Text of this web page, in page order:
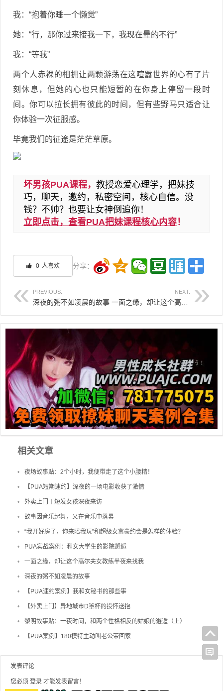
我：“抱着你睡一个懒觉”
她：“行，那你过来接我一下，我现在晕的不行”
我：“等我”
两个人赤裸的相拥让两颗游荡在这喧嚣世界的心有了片
刻休息，但她的心也只能短暂的在你身上停留一段时
间。你可以拉长拥有彼此的时间，但有些野马只适合让
你体验一次征服感。
毕竟我们的征途是茫茫草原。
坏男孩PUA课程， 教授恋爱心理学，把妹技
巧，聊天，邀约，私密空间，核心自信。没
钱？不帅？也要让女神倒追你！
立即点击，查看PUA把妹课程核心内容！
0 人喜欢 分享：
PREVIOUS:
深夜的粥不如凌晨的故事
NEXT:
一面之缘，却让这个高尔夫女教练半夜来找我
相关文章
• 夜场故事贴：2个小时，我便带走了这个小腰精！
• 【PUA短期速约】深夜的一场电影收获了激情
• 外卖上门丨短发女孩深夜来访
• 故事因音乐起舞，又在音乐中落幕
• “我开好房了，你来陪我玩”和超级女富豪约会是怎样的体验？
• PUA实战案例：和女大学生的影院邂逅
• 一面之缘，却让这个高尔夫女教练半夜来找我
• 深夜的粥不如凌晨的故事
• 【PUA速约案例】我和女秘书的那些事
• 【外卖上门】异地城市D罩杯的投怀送抱
• 黎明故事贴：一夜时间，和两个性格相反的姑娘的邂逅（上）
• 【PUA案例】180模特主动叫老公带回家
发表评论
您必须 登录 才能发表留言！